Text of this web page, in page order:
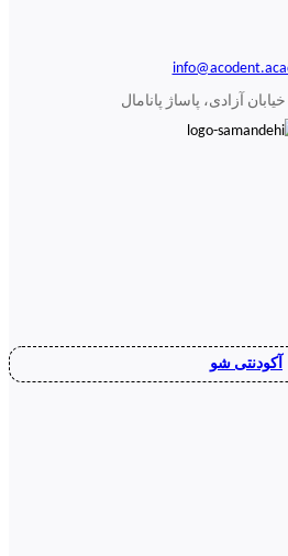
آزادی، پاساژ پانامال
آکودنتی شو